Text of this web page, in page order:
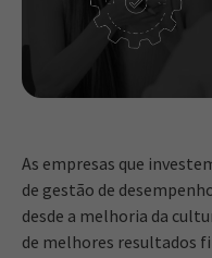
As empresas que
de gestão de
desde a melhoria da
de melhores resultados